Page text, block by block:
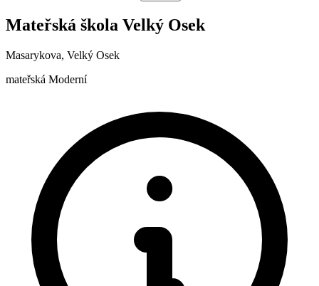
Mateřská škola Velký Osek
Masarykova, Velký Osek
mateřská Moderní